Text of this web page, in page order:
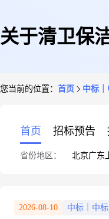
关于清卫保
您当前的位置： 首页 中标｜
首页 招标预告
省份地区： 北京广东
2026-08-10 中标｜中